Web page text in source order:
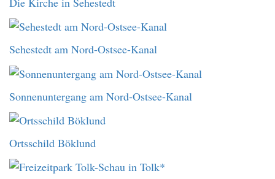
Sehestedt am Nord-Ostsee-Kanal
Sonnenuntergang am Nord-Ostsee-Kanal
Ortsschild Böklund